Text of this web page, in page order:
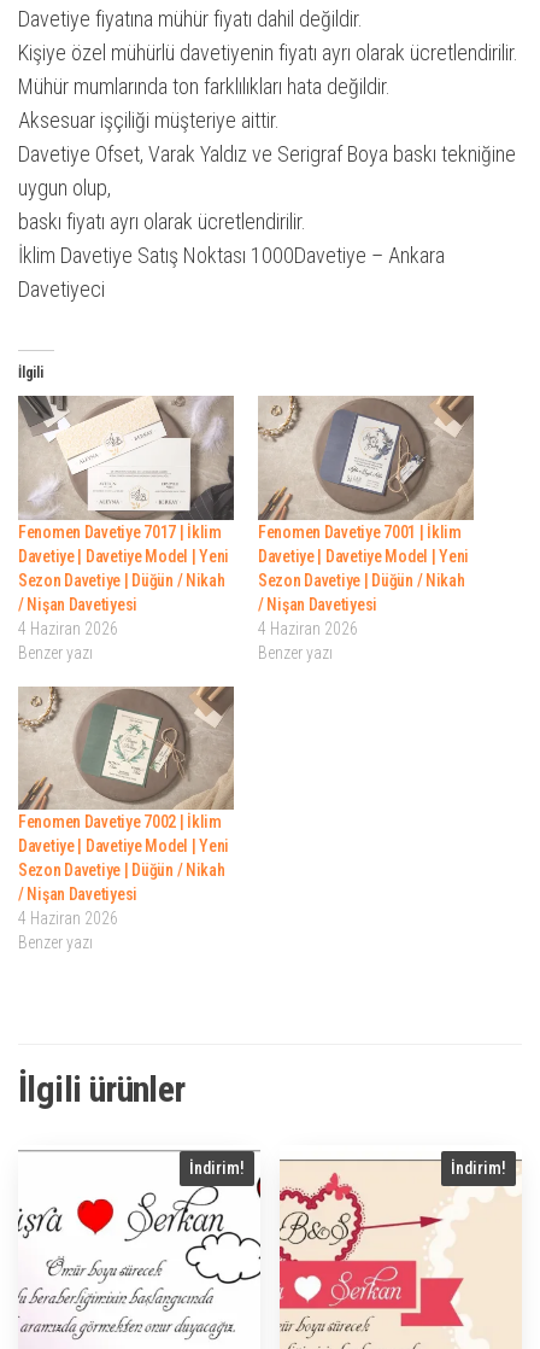
Davetiye fiyatına mühür fiyatı dahil değildir.
Kişiye özel mühürlü davetiyenin fiyatı ayrı olarak ücretlendirilir.
Mühür mumlarında ton farklılıkları hata değildir.
Aksesuar işçiliği müşteriye aittir.
Davetiye Ofset, Varak Yaldız ve Serigraf Boya baskı tekniğine
uygun olup,
baskı fiyatı ayrı olarak ücretlendirilir.
İklim Davetiye Satış Noktası 1000Davetiye – Ankara
Davetiyeci
İlgili
Fenomen Davetiye 7017 | İklim
Davetiye | Davetiye Model | Yeni
Sezon Davetiye | Düğün / Nikah
/ Nişan Davetiyesi
4 Haziran 2026
Benzer yazı
Fenomen Davetiye 7001 | İklim
Davetiye | Davetiye Model | Yeni
Sezon Davetiye | Düğün / Nikah
/ Nişan Davetiyesi
4 Haziran 2026
Benzer yazı
Fenomen Davetiye 7002 | İklim
Davetiye | Davetiye Model | Yeni
Sezon Davetiye | Düğün / Nikah
/ Nişan Davetiyesi
4 Haziran 2026
Benzer yazı
İlgili ürünler
İndirim! İndirim!